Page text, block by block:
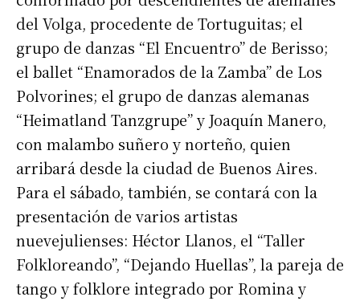
del Volga, procedente de Tortuguitas; el
grupo de danzas “El Encuentro” de Berisso;
el ballet “Enamorados de la Zamba” de Los
Polvorines; el grupo de danzas alemanas
“Heimatland Tanzgrupe” y Joaquín Manero,
con malambo suñero y norteño, quien
arribará desde la ciudad de Buenos Aires.
Para el sábado, también, se contará con la
presentación de varios artistas
nuevejulienses: Héctor Llanos, el “Taller
Folkloreando”, “Dejando Huellas”, la pareja de
tango y folklore integrado por Romina y